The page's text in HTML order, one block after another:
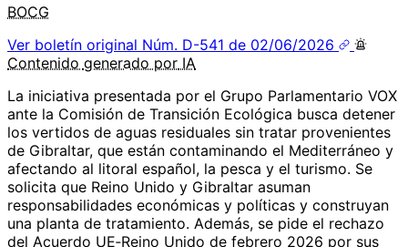
BOCG
Ver boletín original Núm. D-541 de 02/06/2026
Contenido generado por IA
La iniciativa presentada por el Grupo Parlamentario VOX
ante la Comisión de Transición Ecológica busca detener
los vertidos de aguas residuales sin tratar provenientes
de Gibraltar, que están contaminando el Mediterráneo y
afectando al litoral español, la pesca y el turismo. Se
solicita que Reino Unido y Gibraltar asuman
responsabilidades económicas y políticas y construyan
una planta de tratamiento. Además, se pide el rechazo
del Acuerdo UE‑Reino Unido de febrero 2026 por sus